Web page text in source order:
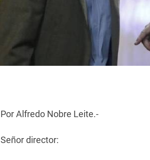
Por Alfredo Nobre Leite.-
Señor director: